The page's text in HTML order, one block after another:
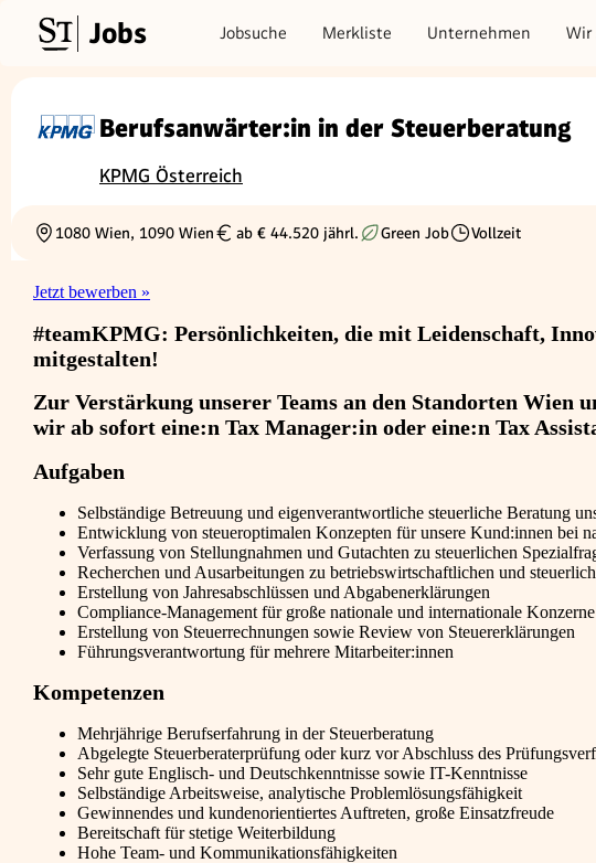
Jobs Jobsuche Merkliste Unternehmen Wir
Berufsanwärter:in in der Steuerberatung
KPMG Österreich
Ortschaft
1080 Wien, 1090 Wien
Gehalt
ab € 44.520 jährl. Green Job
Beschäftigungsart
Vollzeit
Jetzt bewerben »
#teamKPMG: Persönlichkeiten, die mit Leidenschaft,
mitgestalten!
Zur Verstärkung unserer Teams an den Standorten Wien
wir ab sofort eine:n Tax Manager:in oder eine:n Tax
Aufgaben
Selbständige Betreuung und eigenverantwortliche steuerliche Beratung
Entwicklung von steueroptimalen Konzepten für unsere Kund:innen bei
Verfassung von Stellungnahmen und Gutachten zu steuerlichen
Recherchen und Ausarbeitungen zu betriebswirtschaftlichen und
Erstellung von Jahresabschlüssen und Abgabenerklärungen
Compliance-Management für große nationale und internationale Konzerne
Erstellung von Steuerrechnungen sowie Review von Steuererklärungen
Führungsverantwortung für mehrere Mitarbeiter:innen
Kompetenzen
Mehrjährige Berufserfahrung in der Steuerberatung
Abgelegte Steuerberaterprüfung oder kurz vor Abschluss des
Sehr gute Englisch- und Deutschkenntnisse sowie IT-Kenntnisse
Selbständige Arbeitsweise, analytische Problemlösungsfähigkeit
Gewinnendes und kundenorientiertes Auftreten, große Einsatzfreude
Bereitschaft für stetige Weiterbildung
Hohe Team- und Kommunikationsfähigkeiten